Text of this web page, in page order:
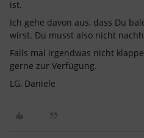
ist.
Ich gehe davon aus, dass Du
wirst. Du musst also nicht
Falls mal irgendwas nicht
gerne zur Verfügung.
LG, Daniele